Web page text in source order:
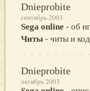
Dnieprobite
сентябрь 2003
Sega online - об
Читы - читы и
Dnieprobite
октябрь 2003